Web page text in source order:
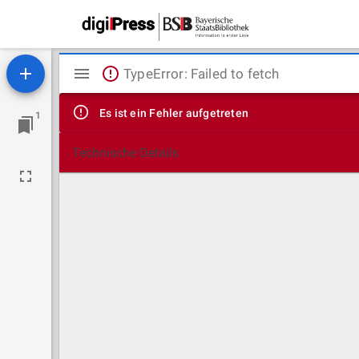
1
Mirador
Viewer
TypeError: Failed to fetch
Es ist ein Fehler aufgetreten
Technische Details